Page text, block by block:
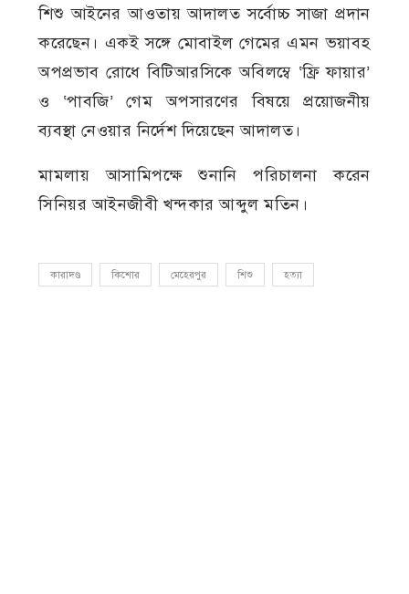
শিশু আইনের আওতায় আদালত সর্বোচ্চ সাজা প্রদান
করেছেন। একই সঙ্গে মোবাইল গেমের এমন ভয়াবহ
অপপ্রভাব রোধে বিটিআরসিকে অবিলম্বে ‘ফ্রি ফায়ার’
ও ‘পাবজি’ গেম অপসারণের বিষয়ে প্রয়োজনীয়
ব্যবস্থা নেওয়ার নির্দেশ দিয়েছেন আদালত।
মামলায় আসামিপক্ষে শুনানি পরিচালনা করেন
সিনিয়র আইনজীবী খন্দকার আব্দুল মতিন।
কারাদণ্ড কিশোর মেহেরপুর শিশু হত্যা